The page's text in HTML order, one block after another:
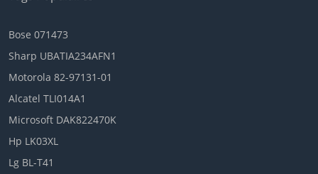
Bose 071473
Sharp UBATIA234AFN1
Motorola 82-97131-01
Alcatel TLI014A1
Microsoft DAK822470K
Hp LK03XL
Lg BL-T41